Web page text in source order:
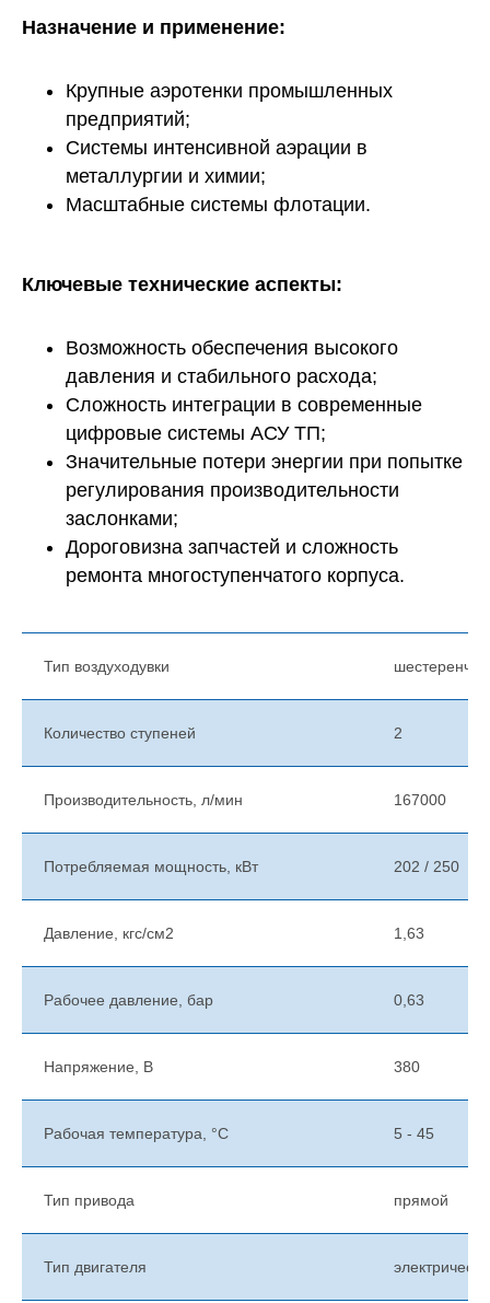
Назначение и применение:
Крупные аэротенки промышленных
предприятий;
Системы интенсивной аэрации в
металлургии и химии;
Масштабные системы флотации.
Ключевые технические аспекты:
Возможность обеспечения высокого
давления и стабильного расхода;
Сложность интеграции в современные
цифровые системы АСУ ТП;
Значительные потери энергии при попытке
регулирования производительности
заслонками;
Дороговизна запчастей и сложность
ремонта многоступенчатого корпуса.
Тип воздуходувки
Количество ступеней 2
Производительность, л/мин 167000
Потребляемая мощность, кВт 202 / 250
Давление, кгс/см2 1,63
Рабочее давление, бар 0,63
Напряжение, В 380
Рабочая температура, °C 5 - 45
Тип привода прямой
Тип двигателя